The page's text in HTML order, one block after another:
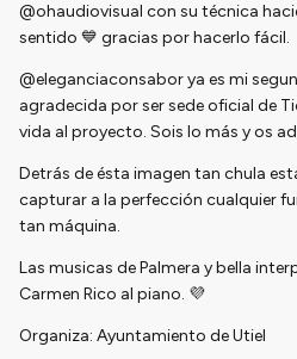
@ohaudiovisual con su técnica
sentido 💙 gracias por hacerlo fácil.
@eleganciaconsabor ya es mi
agradecida por ser sede oficial de
vida al proyecto. Sois lo más y os
Detrás de ésta imagen tan chula
capturar a la perfección cualquier
tan máquina.
Las musicas de Palmera y bella
Carmen Rico al piano. 💜
Organiza: Ayuntamiento de Utiel